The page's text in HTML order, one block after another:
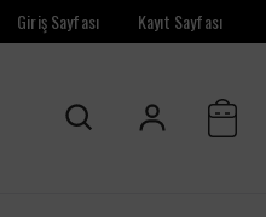
Giriş Sayfası Kayıt Sayfası